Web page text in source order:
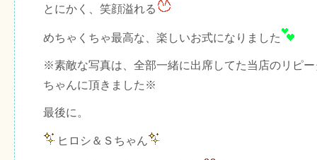
とにかく、笑顔溢れる
めちゃくちゃ最高な、楽しいお式になりました
※素敵な写真は、全部一緒に出席してた当店のリピ
ちゃんに頂きました※
最後に。
ヒロシ＆Ｓちゃん